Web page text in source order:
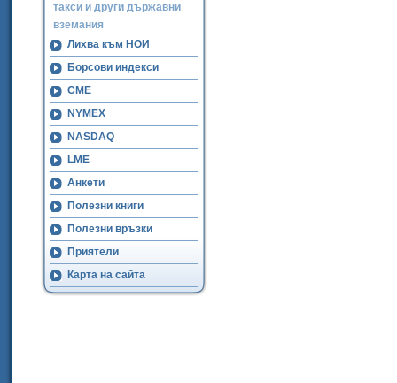
такси и други държавни
вземания
Лихва към НОИ
Борсови индекси
CME
NYMEX
NASDAQ
LME
Анкети
Полезни книги
Полезни връзки
Приятели
Карта на сайта